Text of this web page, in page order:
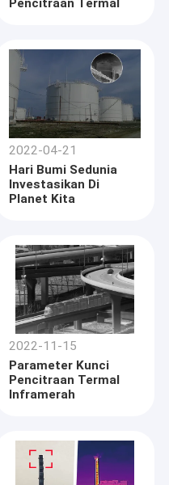
Pencitraan Termal
2022-04-21
Hari Bumi Sedunia
Investasikan Di
Planet Kita
2022-11-15
Parameter Kunci
Pencitraan Termal
Inframerah